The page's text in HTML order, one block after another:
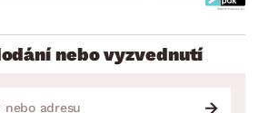
nebo vyzvednutí